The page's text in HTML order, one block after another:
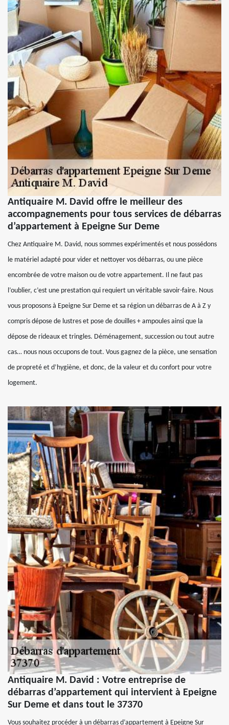
Antiquaire M. David offre le meilleur des
accompagnements pour tous services de débarras
d’appartement à Epeigne Sur Deme
Chez Antiquaire M. David, nous sommes expérimentés et nous possédons
le matériel adapté pour vider et nettoyer vos débarras, ou une pièce
encombrée de votre maison ou de votre appartement. Il ne faut pas
l’oublier, c’est une prestation qui requiert un véritable savoir-faire. Nous
vous proposons à Epeigne Sur Deme et sa région un débarras de A à Z y
compris dépose de lustres et pose de douilles + ampoules ainsi que la
dépose de rideaux et tringles. Déménagement, succession ou tout autre
cas… nous nous occupons de tout. Vous gagnez de la pièce, une sensation
de propreté et d’hygiène, et donc, de la valeur et du confort pour votre
logement.
Antiquaire M. David : Votre entreprise de
débarras d’appartement qui intervient à Epeigne
Sur Deme et dans tout le 37370
Vous souhaitez procéder à un débarras d’appartement à Epeigne Sur